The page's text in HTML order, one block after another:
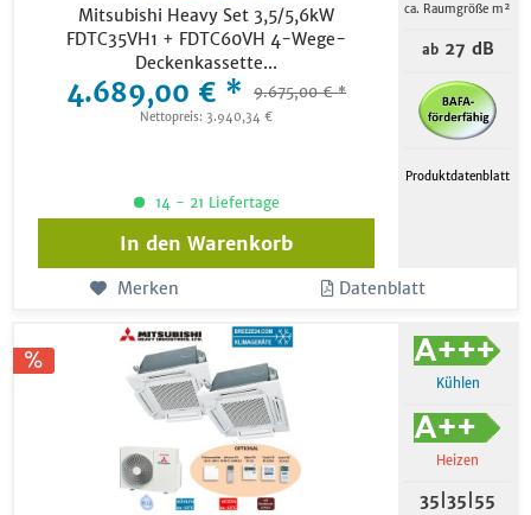
Mitsubishi Heavy Set 3,5/5,6kW
FDTC35VH1 + FDTC60VH 4-Wege-
Deckenkassette...
4.689,00 € * 9.675,00 € *
Nettopreis: 3.940,34 €
ca. Raumgröße m²
ab27 dB
Produktdatenblatt
14 - 21 Liefertage
In den Warenkorb
Merken Datenblatt
Kühlen
Heizen
35|35|55